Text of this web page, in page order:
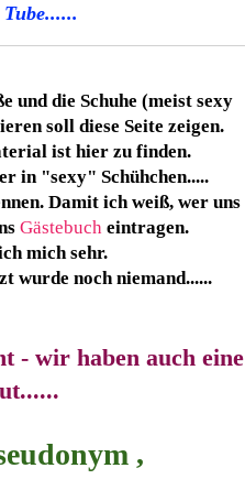
und die Schuhe (meist sexy
soll diese Seite zeigen.
ist hier zu finden.
in "sexy" Schühchen.....
Damit ich weiß, wer uns
Gästebuch eintragen.
mich sehr.
wurde noch niemand......
- wir haben auch eine
,